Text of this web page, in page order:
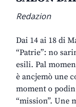
Redazion
Dai 14 ai 18 di
“Patrie”: no
esili. Pal
è ancjemò une
moment o
“mission”. Une